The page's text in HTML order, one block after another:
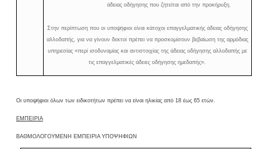
άδειας οδήγησης που ζητείται από την προκήρυξη.
Στην περίπτωση που οι υποψήφιοι είναι κάτοχοι επαγγελματικής άδειας οδήγησης
αλλοδαπής, για να γίνουν δεκτοί πρέπει να προσκομίσουν βεβαίωση της αρμόδιας
υπηρεσίας «περί ισοδυναμίας και αντιστοιχίας της άδειας οδήγησης αλλοδαπής με
τις επαγγελματικές άδειες οδήγησης ημεδαπής».
Οι υποψήφιοι όλων των ειδικοτήτων πρέπει να είναι ηλικίας από 18 έως 65 ετών.
ΕΜΠΕΙΡΙΑ
ΒΑΘΜΟΛΟΓΟΥΜΕΝΗ ΕΜΠΕΙΡΙΑ ΥΠΟΨΗΦΙΩΝ